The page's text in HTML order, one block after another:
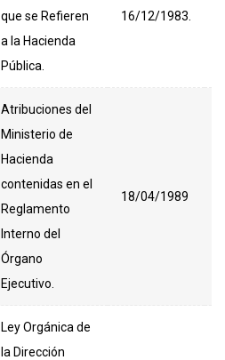
que se Refieren
a la Hacienda
Pública.
16/12/1983.
Atribuciones del
Ministerio de
Hacienda
contenidas en el
Reglamento
Interno del
Órgano
Ejecutivo.
18/04/1989
Ley Orgánica de
la Dirección